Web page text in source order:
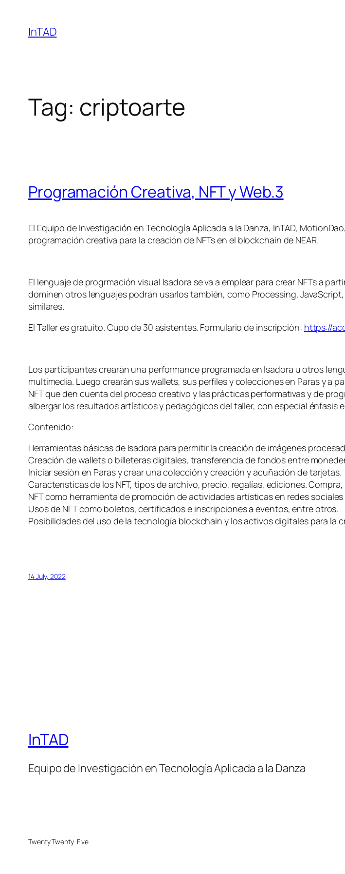
content
InTAD
Tag: criptoarte
Programación Creativa, NFT y Web.3
El Equipo de Investigación en Tecnología Aplicada a la Danza, InTAD,
programación creativa para la creación de NFTs en el blockchain de NEAR.
El lenguaje de progrmación visual Isadora se va a emplear para crear NFTs a
dominen otros lenguajes podrán usarlos también, como Processing,
similares.
El Taller es gratuito. Cupo de 30 asistentes. Formulario de inscripción: https://
Los participantes crearán una performance programada en Isadora u otros
multimedia. Luego crearán sus wallets, sus perfiles y colecciones en Paras y a
NFT que den cuenta del proceso creativo y las prácticas performativas y de
albergar los resultados artísticos y pedagógicos del taller, con especial énfasis
Contenido:
Herramientas básicas de Isadora para permitir la creación de imágenes
Creación de wallets o billeteras digitales, transferencia de fondos entre
Iniciar sesión en Paras y crear una colección y creación y acuñación de tarjetas.
Características de los NFT, tipos de archivo, precio, regalías, ediciones.
NFT como herramienta de promoción de actividades artísticas en redes
Usos de NFT como boletos, certificados e inscripciones a eventos, entre otros.
Posibilidades del uso de la tecnología blockchain y los activos digitales para
14 July, 2022
InTAD
Equipo de Investigación en Tecnología Aplicada a la Danza
Twenty Twenty-Five